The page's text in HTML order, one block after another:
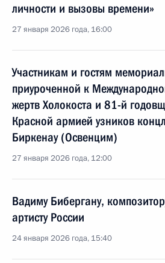
личности и вызовы времени»
27 января 2026 года, 16:00
Участникам и гостям
приуроченной к
жертв Холокоста и 81-й
Красной армией узников
Биркенау (Освенцим)
27 января 2026 года, 12:00
Вадиму Бибергану,
артисту России
24 января 2026 года, 15:40